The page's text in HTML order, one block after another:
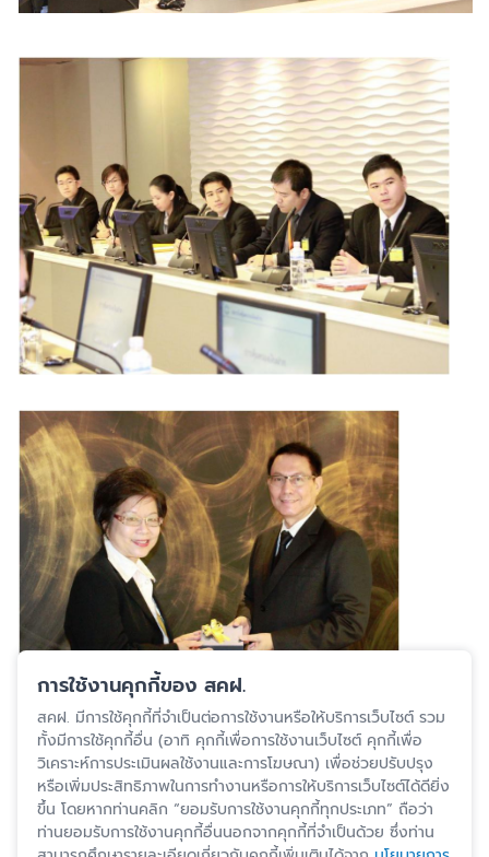
การใช้งานคุกกี้ของ สคฝ.
สคฝ. มีการใช้คุกกี้ที่จำเป็นต่อการใช้งานหรือให้บริการเว็บไซต์ รวม
ทั้งมีการใช้คุกกี้อื่น (อาทิ คุกกี้เพื่อการใช้งานเว็บไซต์ คุกกี้เพื่อ
วิเคราะห์การประเมินผลใช้งานและการโฆษณา) เพื่อช่วยปรับปรุง
หรือเพิ่มประสิทธิภาพในการทำงานหรือการให้บริการเว็บไซต์ได้ดียิ่ง
ขึ้น โดยหากท่านคลิก “ยอมรับการใช้งานคุกกี้ทุกประเภท” ถือว่า
ท่านยอมรับการใช้งานคุกกี้อื่นนอกจากคุกกี้ที่จำเป็นด้วย ซึ่งท่าน